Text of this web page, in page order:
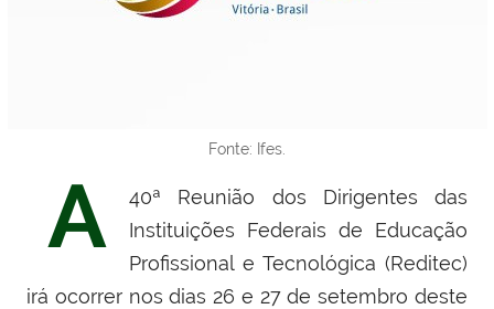
Fonte: Ifes.
A
40ª Reunião dos Dirigentes das
Instituições Federais de Educação
Profissional e Tecnológica (Reditec)
irá ocorrer nos dias 26 e 27 de setembro deste